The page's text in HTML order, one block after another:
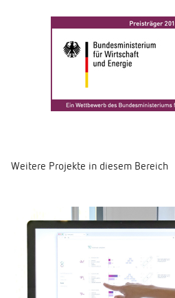
Weitere Projekte in diesem Bereich